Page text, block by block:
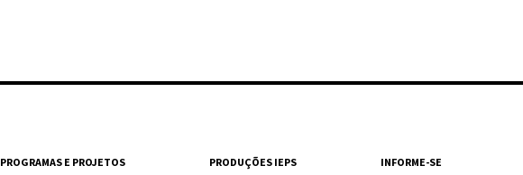
PROGRAMAS E PROJETOS PRODUÇÕES IEPS INFORME-SE